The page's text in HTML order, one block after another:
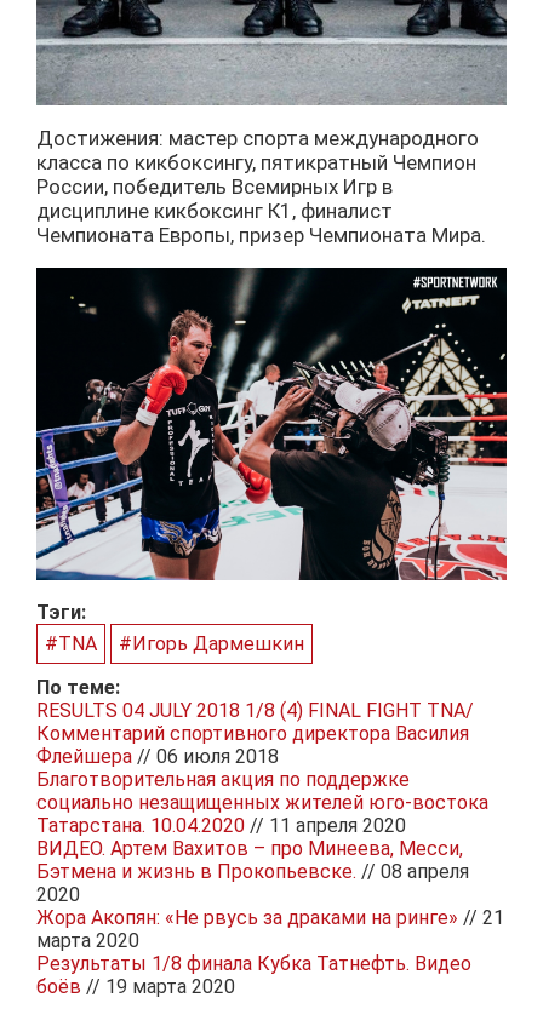
Достижения: мастер спорта международного
класса по кикбоксингу, пятикратный Чемпион
России, победитель Всемирных Игр в
дисциплине кикбоксинг К1, финалист
Чемпионата Европы, призер Чемпионата Мира.
Тэги:
#TNA
#Игорь Дармешкин
По теме:
RESULTS 04 JULY 2018 1/8 (4) FINAL FIGHT TNA/
Комментарий спортивного директора Василия
Флейшера // 06 июля 2018
Благотворительная акция по поддержке
социально незащищенных жителей юго-востока
Татарстана. 10.04.2020 // 11 апреля 2020
ВИДЕО. Артем Вахитов – про Минеева, Месси,
Бэтмена и жизнь в Прокопьевске. // 08 апреля
2020
Жора Акопян: «Не рвусь за драками на ринге» // 21
марта 2020
Результаты 1/8 финала Кубка Татнефть. Видео
боёв // 19 марта 2020